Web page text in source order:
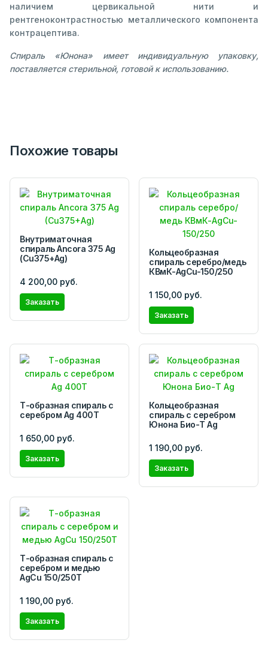
наличием цервикальной нити и
рентгеноконтрастностью металлического компонента
контрацептива.
Спираль «Юнона» имеет индивидуальную упаковку,
поставляется стерильной, готовой к использованию.
Похожие товары
Внутриматочная
спираль Ancora 375 Ag
(Cu375+Ag)
4 200,00 руб.
Заказать
Кольцеобразная
спираль серебро/медь
КВмК-AgCu-150/250
1 150,00 руб.
Заказать
Т-образная спираль с
серебром Ag 400T
1 650,00 руб.
Заказать
Кольцеобразная
спираль с серебром
Юнона Био-Т Ag
1 190,00 руб.
Заказать
Т-образная спираль с
серебром и медью
AgCu 150/250Т
1 190,00 руб.
Заказать